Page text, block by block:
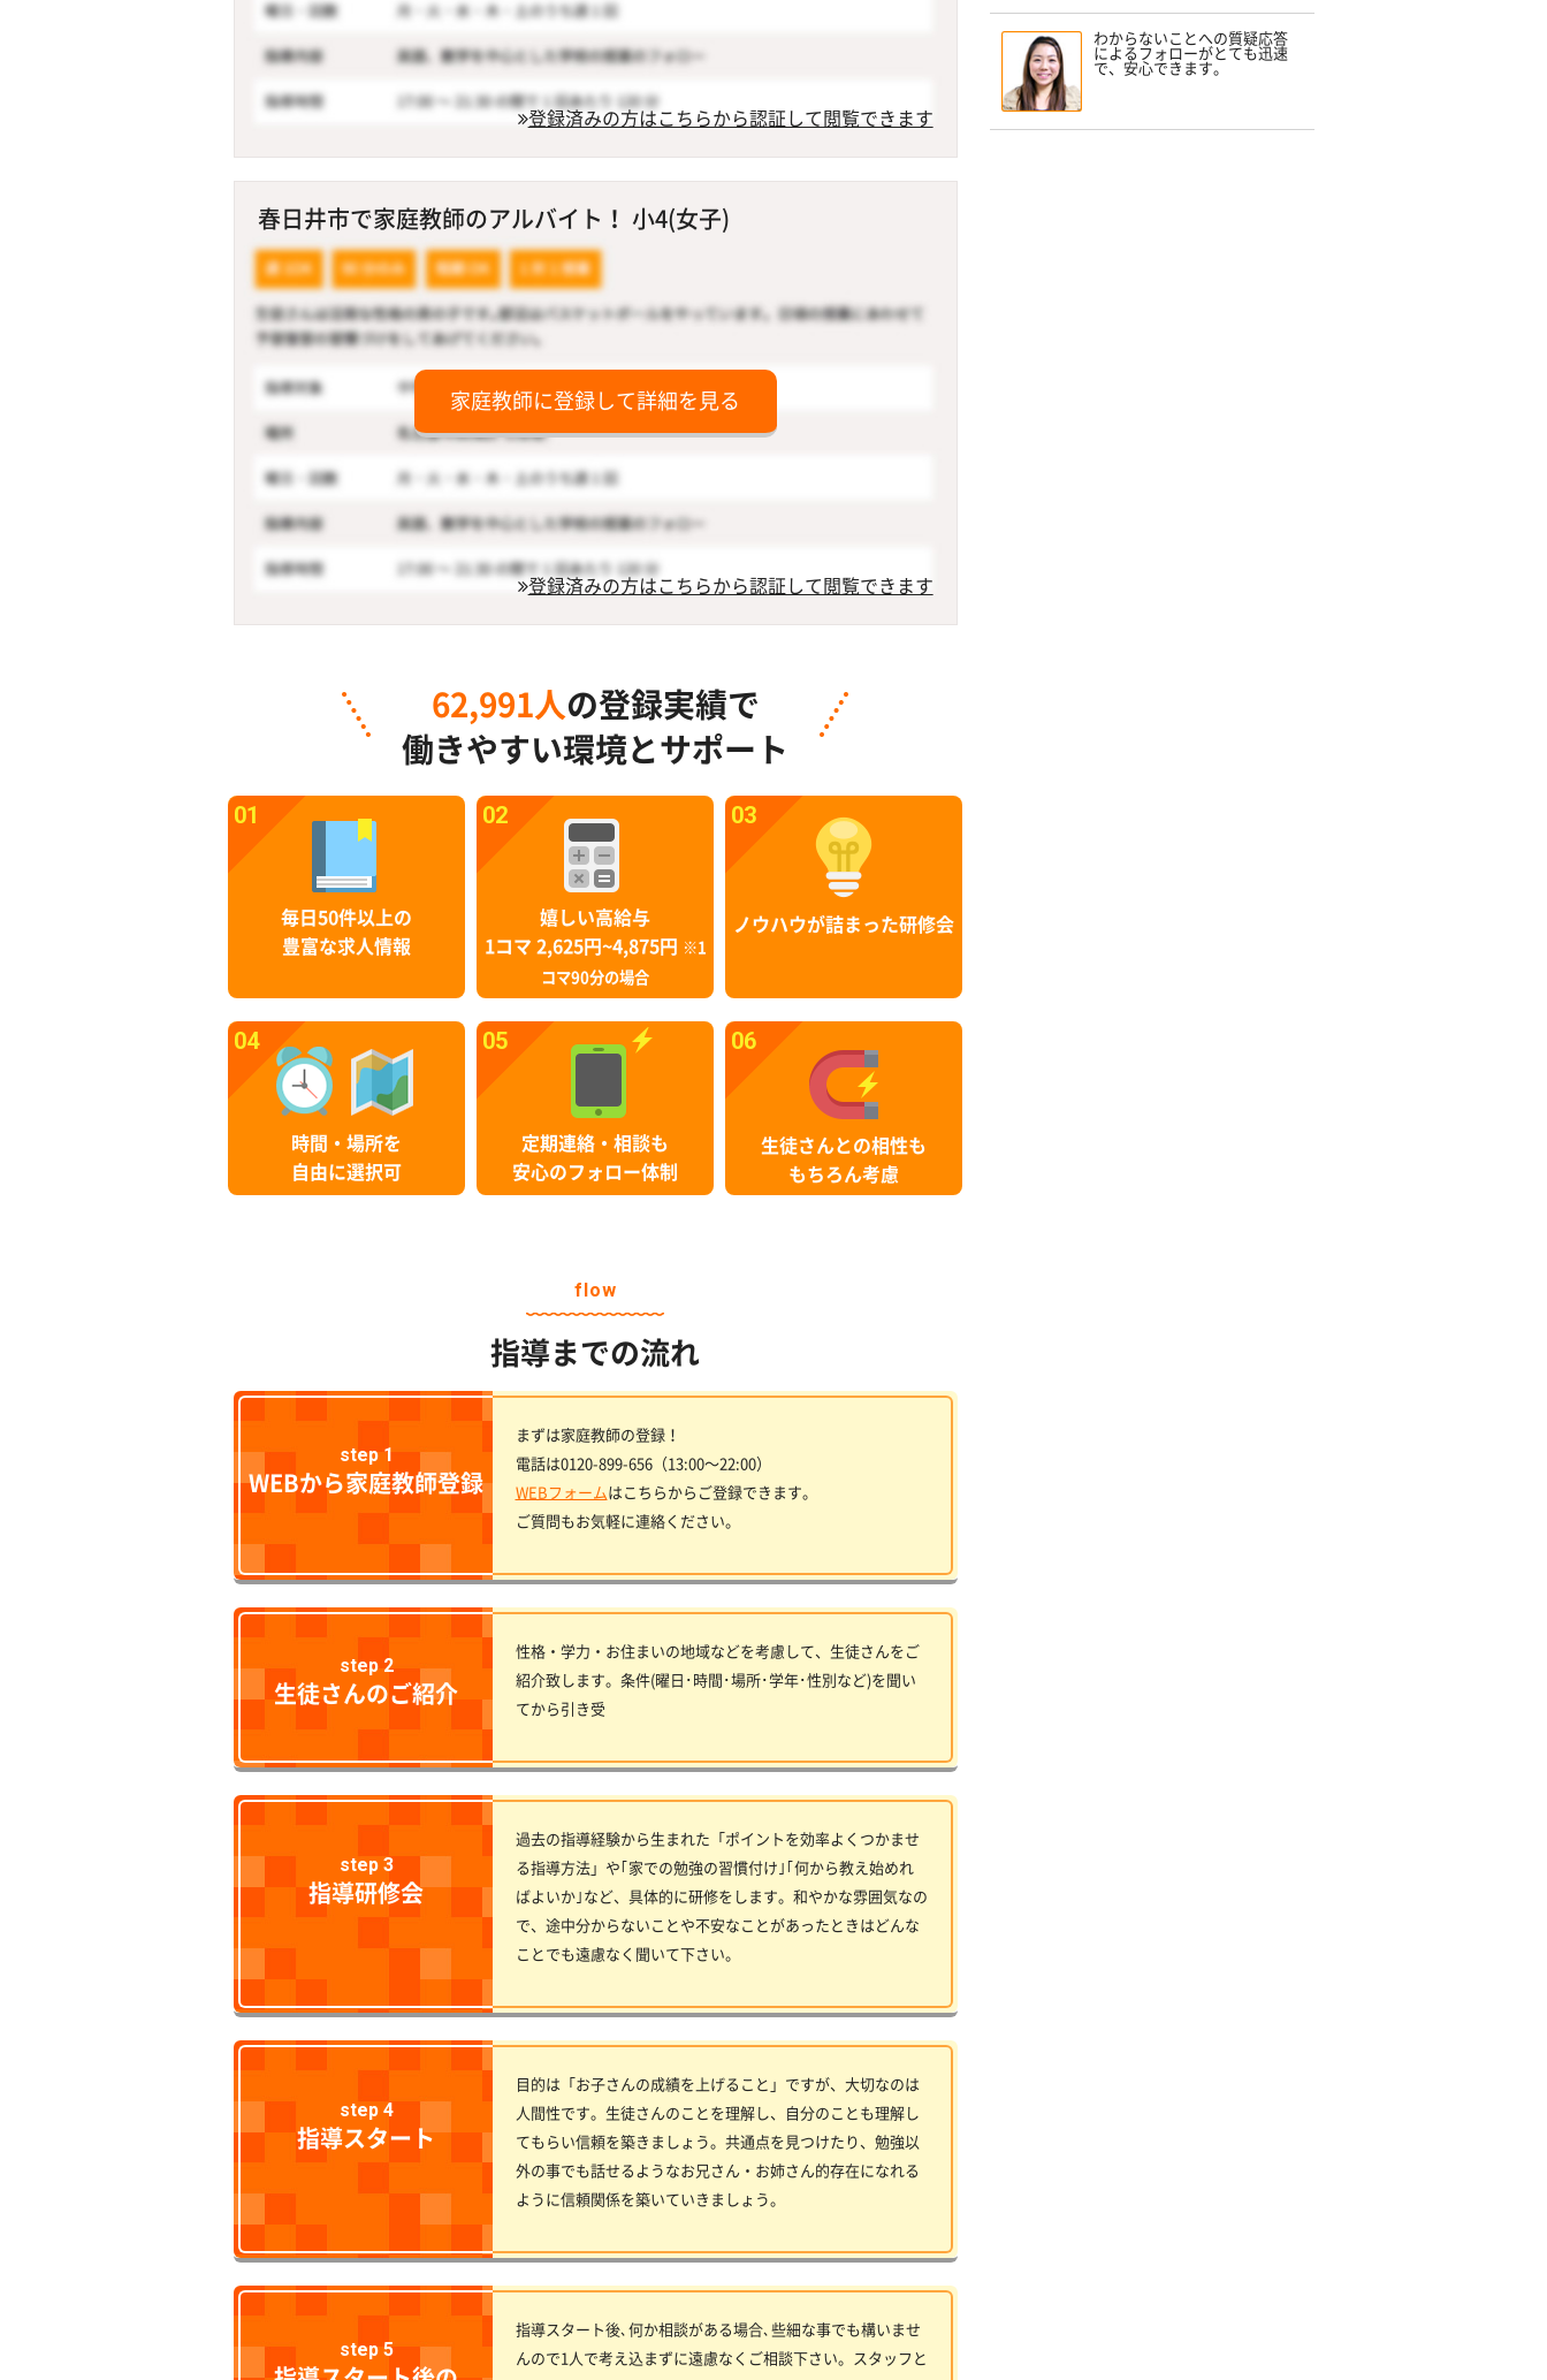
登録済みの方はこちらから認証して閲覧できます
春日井市で家庭教師のアルバイト！ 小4(女子)
家庭教師に登録して詳細を見る
登録済みの方はこちらから認証して閲覧できます
62,991人 の登録実績で
働きやすい環境とサポート
01
毎日50件以上の
豊富な求人情報
02
嬉しい高給与
1コマ 2,625円~4,875円
※1
コマ90分の場合
03
ノウハウが詰まった研修会
04
時間・場所を
自由に選択可
05
定期連絡・相談も
安心のフォロー体制
06
生徒さんとの相性も
もちろん考慮
flow
指導までの流れ
step 1
WEBから家庭教師登録
まずは家庭教師の登録！
電話は0120-899-656（13:00〜22:00）
WEBフォームはこちらからご登録できます。
ご質問もお気軽に連絡ください。
step 2
生徒さんのご紹介
性格・学力・お住まいの地域などを考慮して、生徒さんをご
紹介致します。条件(曜日･時間･場所･学年･性別など)を聞い
てから引き受
step 3
指導研修会
過去の指導経験から生まれた「ポイントを効率よくつかませ
る指導方法」や｢家での勉強の習慣付け｣｢何から教え始めれ
ばよいか｣など、具体的に研修をします。和やかな雰囲気なの
で、途中分からないことや不安なことがあったときはどんな
ことでも遠慮なく聞いて下さい。
step 4
指導スタート
目的は「お子さんの成績を上げること」ですが、大切なのは
人間性です。生徒さんのことを理解し、自分のことも理解し
てもらい信頼を築きましょう。共通点を見つけたり、勉強以
外の事でも話せるようなお兄さん・お姉さん的存在になれる
ように信頼関係を築いていきましょう。
step 5
指導スタート後､何か相談がある場合､些細な事でも構いませ
んので1人で考え込まずに遠慮なくご相談下さい。スタッフと
わからないことへの質疑応答
によるフォローがとても迅速
で、安心できます。